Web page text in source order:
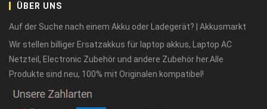
ÜBER UNS
Auf der Suche nach einem Akku oder Ladegerät? | Akkusmarkt
Wir stellen billiger Ersatzakkus für laptop akkus, Laptop AC
Netzteil, Electronic Zubehör und andere Zubehör her.Alle
Produkte sind neu, 100% mit Originalen kompatibel!